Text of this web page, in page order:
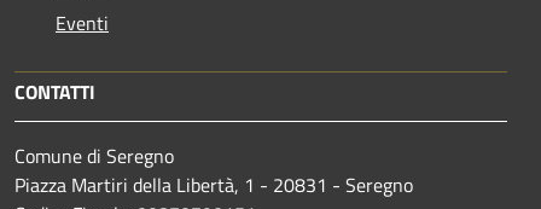
Eventi
CONTATTI
Comune di Seregno
Piazza Martiri della Libertà, 1 - 20831 - Seregno